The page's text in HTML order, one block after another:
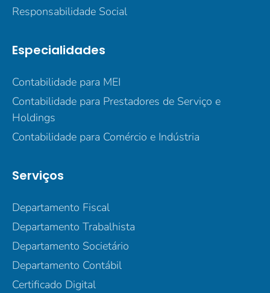
Responsabilidade Social
Especialidades
Contabilidade para MEI
Contabilidade para Prestadores de Serviço e
Holdings
Contabilidade para Comércio e Indústria
Serviços
Departamento Fiscal
Departamento Trabalhista
Departamento Societário
Departamento Contábil
Certificado Digital